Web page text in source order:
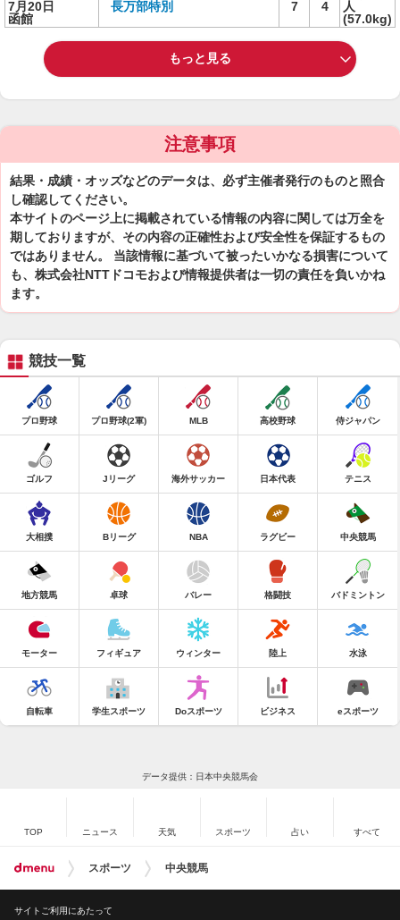
7月20日
函館
長万部特別 7 4
人
(57.0kg)
もっと見る
注意事項
結果・成績・オッズなどのデータは、必ず主催者発行のものと照合
し確認してください。
本サイトのページ上に掲載されている情報の内容に関しては万全を
期しておりますが、その内容の正確性および安全性を保証するもの
ではありません。 当該情報に基づいて被ったいかなる損害について
も、株式会社NTTドコモおよび情報提供者は一切の責任を負いかね
ます。
競技一覧
プロ野球 プロ野球(2軍) MLB 高校野球 侍ジャパン
ゴルフ Jリーグ 海外サッカー 日本代表 テニス
大相撲 Bリーグ NBA ラグビー 中央競馬
地方競馬 卓球 バレー 格闘技 バドミントン
モーター フィギュア ウィンター 陸上 水泳
自転車 学生スポーツ Doスポーツ ビジネス eスポーツ
データ提供：日本中央競馬会
TOP ニュース 天気 スポーツ 占い すべて
スポーツ 中央競馬
サイトご利用にあたって